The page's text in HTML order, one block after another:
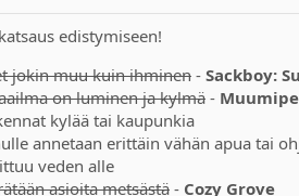
edistymiseen!
jokin muu kuin ihminen - Sackboy:
on luminen ja kylmä -
kylää tai kaupunkia
annetaan erittäin vähän apua tai
veden alle
asioita metsästä - Cozy Grove